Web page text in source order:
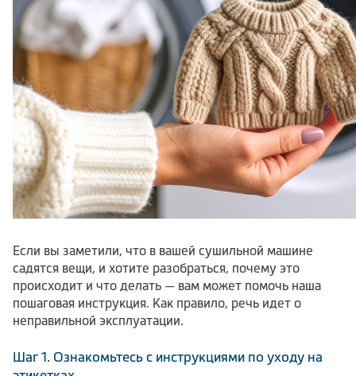
Если вы заметили, что в вашей сушильной машине
садятся вещи, и хотите разобраться, почему это
происходит и что делать — вам может помочь наша
пошаговая инструкция. Как правило, речь идет о
неправильной эксплуатации.
Шаг 1. Ознакомьтесь с инструкциями по уходу на